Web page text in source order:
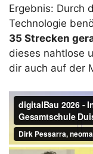
Ergebnis: Durch
Technologie
35 Strecken
dieses nahtlose
dir auch auf der